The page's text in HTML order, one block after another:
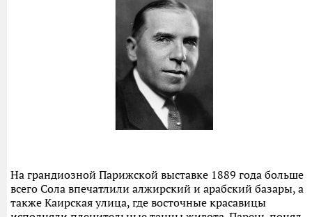
На грандиозной Парижской выставке 1889 года больше
всего Сола впечатлили алжирский и арабский базары, а
также Каирская улица, где восточные красавицы